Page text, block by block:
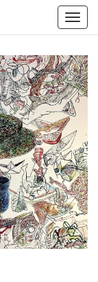
Toggle